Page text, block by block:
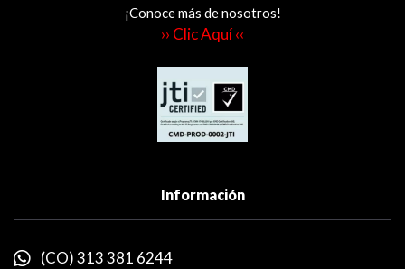
¡Conoce más de nosotros!
›› Clic Aquí ‹‹
Información
(CO) 313 381 6244